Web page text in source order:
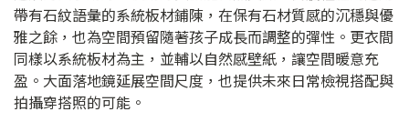
帶有石紋語彙的系統板材鋪陳，在保有石材質感的沉穩與優
雅之餘，也為空間預留隨著孩子成長而調整的彈性。更衣間
同樣以系統板材為主，並輔以自然感壁紙，讓空間暖意充
盈。大面落地鏡延展空間尺度，也提供未來日常檢視搭配與
拍攝穿搭照的可能。